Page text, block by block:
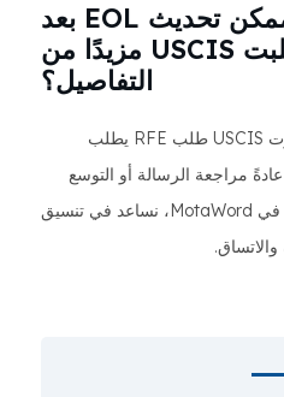
3. هل من الممكن تحديث EOL بعد
التقديم إذا طلبت USCIS مزيدًا من
التفاصيل؟
نعم، التحديثات ممكنة. إذا أصدرت USCIS طلب RFE يطلب
مراجعة الرسالة أو التوسع
فيها لمعالجة المخاوف المحددة. في MotaWord، نساعد في تنسيق